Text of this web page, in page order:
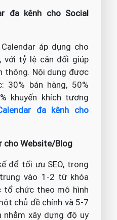
đa kênh cho Social
áp dụng cho
với tỷ lệ cân đối giúp
thông. Nội dung được
30% bán hàng, 50%
khuyến khích tương
đa kênh cho
cho Website/Blog
để tối ưu SEO, trong
vào 1-2 từ khóa
tổ chức theo mô hình
chủ đề chính và 5-7
nhằm xây dựng độ uy